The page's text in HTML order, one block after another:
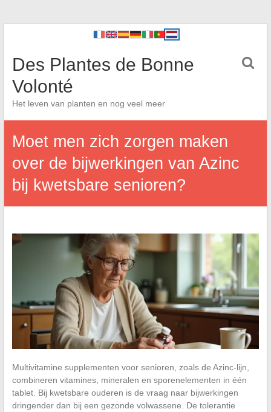
Des Plantes de Bonne
Volonté
Het leven van planten en nog veel meer
Moet men zich zorgen maken
over de bijwerkingen van Azinc
bij kwetsbare senioren?
Multivitamine supplementen voor senioren, zoals de Azinc-lijn,
combineren vitamines, mineralen en sporenelementen in één
tablet. Bij kwetsbare ouderen is de vraag naar bijwerkingen
dringender dan bij een gezonde volwassene. De tolerantie